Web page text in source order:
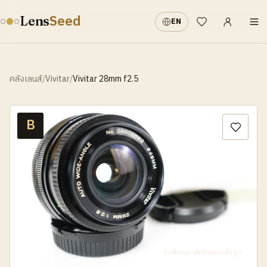
LensSeed EN รายการที่อยากได้
เข้าสู่ระบบ·
คลังเลนส์/Vivitar/Vivitar 28mm f2.5
B
เลื่อนเมาส์หรือแตะเพื่อซูม